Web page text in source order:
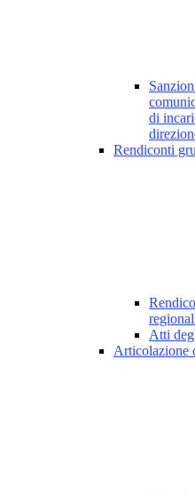
di
Rendiconti
Atti
Articolazione